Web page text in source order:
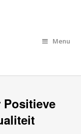
Menu
Positieve